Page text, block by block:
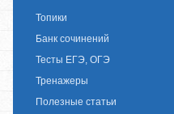
Топики
Банк сочинений
Тесты ЕГЭ, ОГЭ
Тренажеры
Полезные статьи